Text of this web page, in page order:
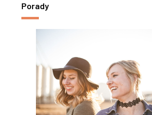
Porady